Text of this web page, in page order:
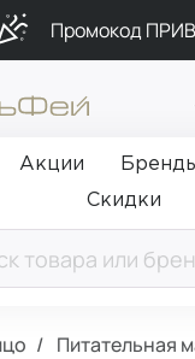
Промокод
Бесплатная доставка
в каждый
Акции
Скидки
Питательная